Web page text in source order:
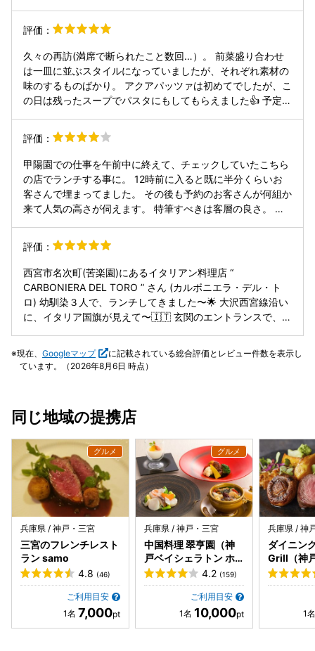
頼むとこれがリストだと言うし。1番入店、1番オーダーも後
続客に料理が出てくるので、問い合わせると『順番に作って
ますから』。このエリアではリーズナブルな値段だけどリピ
ートは考えにくい店でした。
評価：
久々の再訪(満席で断られたこと数回…）。 前菜盛り合わせ
は一皿に並ぶスタイルになっていましたが、それぞれ素材の
味のするものばかり。 アクアパッツァは初めてでしたが、こ
の日は残ったスープでパスタにもしてもらえました👍 予定外
美味しくいただきました。お腹いっぱいで動けなくなりまし
た。
評価：
甲陽園での仕事を午前中に終えて、チェックしていたこちら
の店でランチする事に。 12時前に入ると既に半分くらいお
客さんで埋まってました。 その後も予約のお客さんが何組か
来て人気の高さが伺えます。 特筆すべきは客層の良さ。 皆
客さんの質が高くて少し緊張しました、笑 お店は全然堅苦し
くなくイタリア家庭料理屋さんって感じの雰囲気で良い感じ
w ランチメニューは ・パスタランチ1000円 ・ピッコロラン
チ1850円(パスタ&メイン) の2種類。 パスタは2種類から選
べます。 この日は ・小柱と野菜のトマトクリームソース ・
ツナと野菜とプチトマトのぺぺロンチーノ です。 私はトマ
トクリームソースの方を注文。 そして出てきたお茶は私が大
でまったりしていたら、料理がやって来ました。 ◆パスタ
ランチ(小柱と野菜のトマトクリームソース) 価格 1000円 最
ベッシュのニンニクの効いたオイルが美味しくて 味的には満
そしてパスタ。 小さい貝柱とベーコンと野菜が入ってますが
野菜とは何と丹波の黒豆枝豆ですw それもたくさん♪ ひと口
食べるとトマトソースがクリームと合わさって酸味と甘みが
絶妙のバランスで美味っw 単なるトマトソースよりも好きか
もこれ。 そして黒豆枝豆が良い風味なんです。 パスタの茹
で加減もバッチリのアルデンテで、凄く美味しいパスタでし
た。 お店の感じも店主の人柄も良く、そして美味しいパスタ
だったので人気の理由が分かりました。 そして何より客層が
良いので落ち着きますね。 美味しかったです。 ご馳走さま
でした！
評価：
西宮市名次町(苦楽園)にあるイタリアン料理店 “
CARBONIERA DEL TORO ” さん (カルボニエラ・デル・ト
ロ) 幼馴染３人で、ランチしてきました〜🌟 大沢西宮線沿い
に、イタリア国旗が見えて〜🇮🇹 玄関のエントランスで、イ
カウンター＆テーブル席が、すでに満席〜💧 予約しといて、
良かった〜😅 気さくなスタッフさんが持ってきてくれたの
スープ＆パン🥖 ３人でシェアする為に、３種類のパスタ注
ージと野菜のトマトソース ＊ 辛子明太子と大葉のクリーム
ソース ドルチェも追加しちゃいました〜🍯 ＊ バニラのパン
ナコッタ トロピカルマンゴーソース パスタは、３人でも食
べきれないほどの量〜🤣 これで、普通盛り〜ビックリ〜💦💦
お腹いっぱいになりました〜❤️ ごちそうさまでした〜🙏
現在、 Googleマップ
に記載されている総合評価とレビュー件数を表示し
ています。（2026年8月6日 時点）
同じ地域の提携店
兵庫県 / 神戸・三宮
三宮のフレンチレスト
ラン samo
4.8 (46)
ご利用目安
7,000
兵庫県 / 神戸・三宮
中国料理 翠亨園（神
戸ベイシェラトン ホ
テル&タワーズ内）
4.2 (159)
ご利用目安
10,000
兵庫県 / 神
ダイニン
Grill（神
トン ホテ
内）